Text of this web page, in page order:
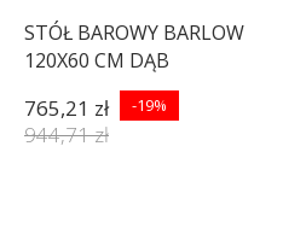
STÓŁ BAROWY BARLOW
120X60 CM DĄB
765,21 zł -19%
944,71 zł